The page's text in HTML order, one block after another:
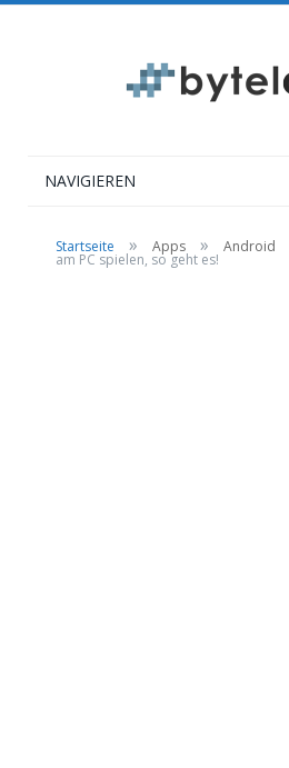
NAVIGIEREN
Startseite » Apps » Android
am PC spielen, so geht es!